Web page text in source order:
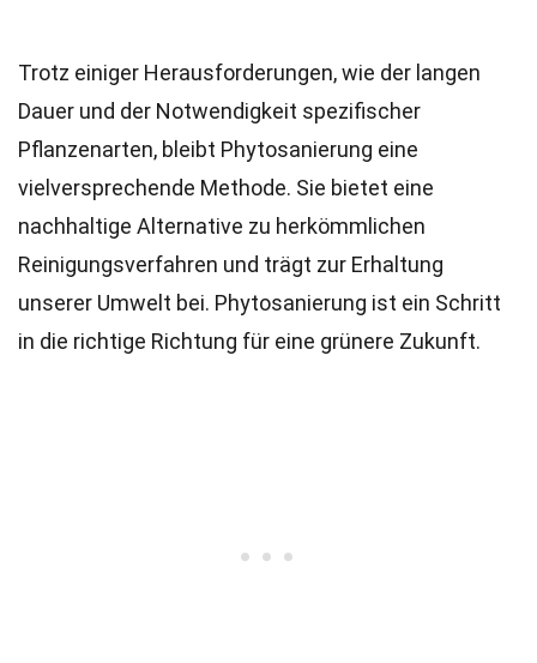
Trotz einiger Herausforderungen, wie der langen
Dauer und der Notwendigkeit spezifischer
Pflanzenarten, bleibt Phytosanierung eine
vielversprechende Methode. Sie bietet eine
nachhaltige Alternative zu herkömmlichen
Reinigungsverfahren und trägt zur Erhaltung
unserer Umwelt bei. Phytosanierung ist ein Schritt
in die richtige Richtung für eine grünere Zukunft.